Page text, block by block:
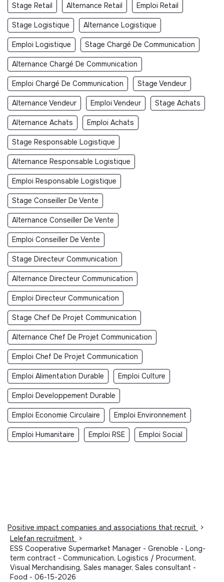
Stage Retail Alternance Retail Emploi Retail
Stage Logistique Alternance Logistique
Emploi Logistique Stage Chargé De Communication
Alternance Chargé De Communication
Emploi Chargé De Communication Stage Vendeur
Alternance Vendeur Emploi Vendeur Stage Achats
Alternance Achats Emploi Achats
Stage Responsable Logistique
Alternance Responsable Logistique
Emploi Responsable Logistique
Stage Conseiller De Vente
Alternance Conseiller De Vente
Emploi Conseiller De Vente
Stage Directeur Communication
Alternance Directeur Communication
Emploi Directeur Communication
Stage Chef De Projet Communication
Alternance Chef De Projet Communication
Emploi Chef De Projet Communication
Emploi Alimentation Durable Emploi Culture
Emploi Developpement Durable
Emploi Economie Circulaire Emploi Environnement
Emploi Humanitaire Emploi RSE Emploi Social
Positive impact companies and associations that recruit
>
Lelefan recruitment
>
ESS Cooperative Supermarket Manager - Grenoble - Long-
term contract - Communication, Logistics / Procurment,
Visual Merchandising, Sales manager, Sales consultant -
Food - 06-15-2026